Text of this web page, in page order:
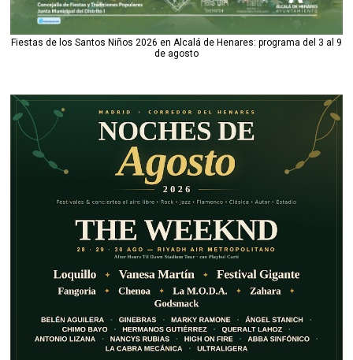
Fiestas de los Santos Niños 2026 en Alcalá de Henares: programa del 3 al 9
de agosto